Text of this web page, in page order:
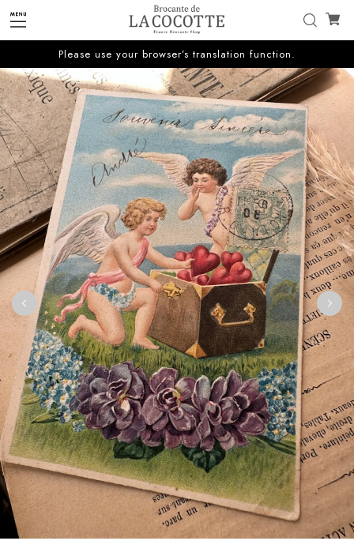
Please use your browser’s translation function.